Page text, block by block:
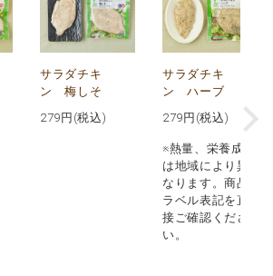
サラダチキ
ン 梅しそ
279 円(税込)
サラダチキ
ン ハーブ
279 円(税込)
※熱量、栄養成分
は地域により異
なります。商品
ラベル表記を直
接ご確認くださ
い。